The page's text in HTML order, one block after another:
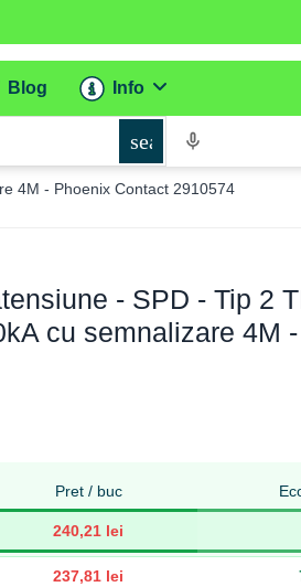
Blog Info
search
4M - Phoenix Contact 2910574
- SPD - Tip 2
cu semnalizare 4M
Pret / buc
240,21 lei
237,81 lei